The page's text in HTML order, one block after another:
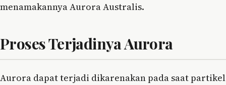
menamakannya Aurora Australis.
Proses Terjadinya Aurora
Aurora dapat terjadi dikarenakan pada saat partikel